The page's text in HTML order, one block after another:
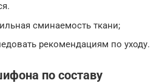
сминаемость ткани;
рекомендациям по уходу.
по составу